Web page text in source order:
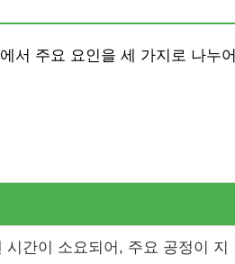
서 주요 요인을 세 가지로 나누어
간이 소요되어, 주요 공정이 지